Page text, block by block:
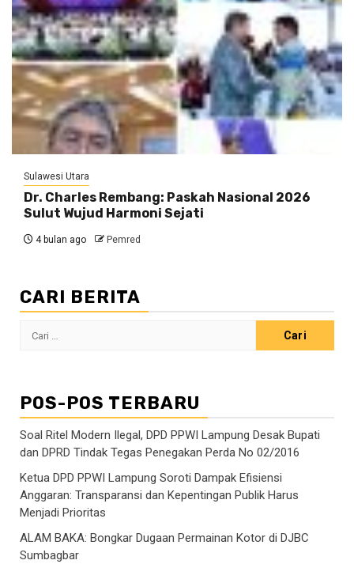
Sulawesi Utara
Dr. Charles Rembang: Paskah Nasional 2026
Sulut Wujud Harmoni Sejati
4 bulan ago Pemred
CARI BERITA
Cari
POS-POS TERBARU
Soal Ritel Modern Ilegal, DPD PPWI Lampung Desak Bupati
dan DPRD Tindak Tegas Penegakan Perda No 02/2016
Ketua DPD PPWI Lampung Soroti Dampak Efisiensi
Anggaran: Transparansi dan Kepentingan Publik Harus
Menjadi Prioritas
ALAM BAKA: Bongkar Dugaan Permainan Kotor di DJBC
Sumbagbar